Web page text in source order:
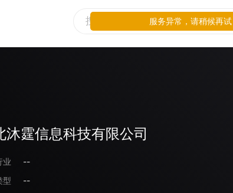
沐霆信息科技有限公司
业
--
型
--
服务异常，请稍候再试